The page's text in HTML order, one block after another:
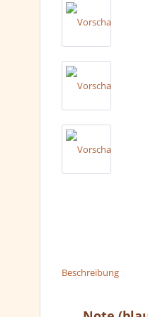
Beschreibung